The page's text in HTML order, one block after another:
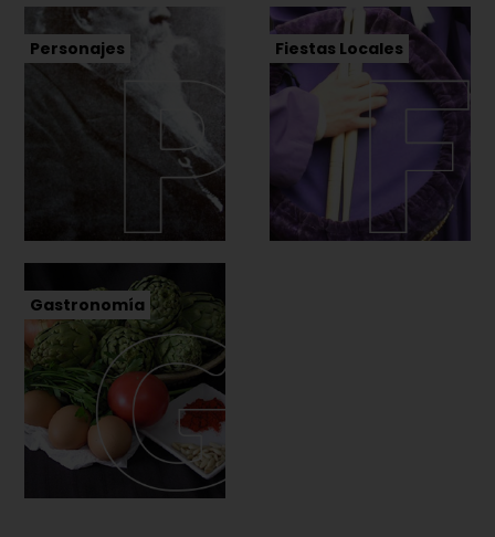
Personajes Fiestas Locales
Gastronomía